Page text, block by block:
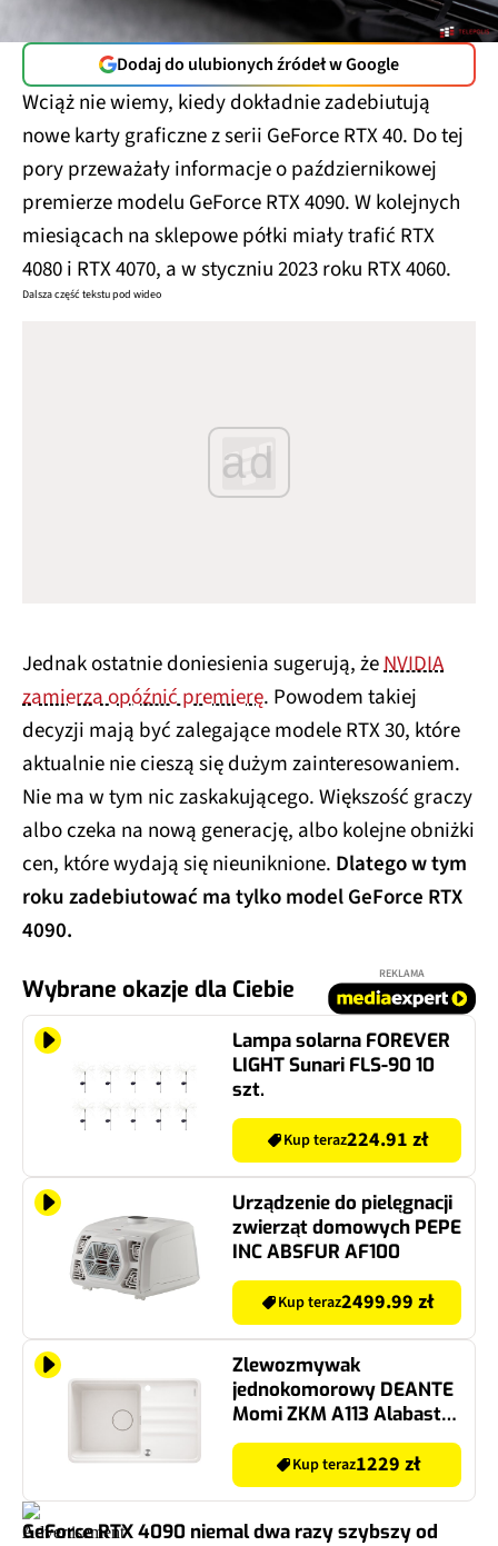
Dodaj do ulubionych źródeł w Google
Wciąż nie wiemy, kiedy dokładnie zadebiutują
nowe karty graficzne z serii GeForce RTX 40. Do tej
pory przeważały informacje o październikowej
premierze modelu GeForce RTX 4090. W kolejnych
miesiącach na sklepowe półki miały trafić RTX
4080 i RTX 4070, a w styczniu 2023 roku RTX 4060.
Dalsza część tekstu pod wideo
ad
Jednak ostatnie doniesienia sugerują, żeNVIDIA
zamierza opóźnić premierę. Powodem takiej
decyzji mają być zalegające modele RTX 30, które
aktualnie nie cieszą się dużym zainteresowaniem.
Nie ma w tym nic zaskakującego. Większość graczy
albo czeka na nową generację, albo kolejne obniżki
cen, które wydają się nieuniknione. Dlatego w tym
roku zadebiutować ma tylko model GeForce RTX
4090.
Wybrane okazje dla Ciebie
REKLAMA
Lampa solarna FOREVER
LIGHT Sunari FLS-90 10
szt.
Kup teraz224.91 zł
Urządzenie do pielęgnacji
zwierząt domowych PEPE
INC ABSFUR AF100
Kup teraz2499.99 zł
Zlewozmywak
jednokomorowy DEANTE
Momi ZKM A113 Alabaster
50x78
Kup teraz1229 zł
GeForce RTX 4090 niemal dwa razy szybszy od